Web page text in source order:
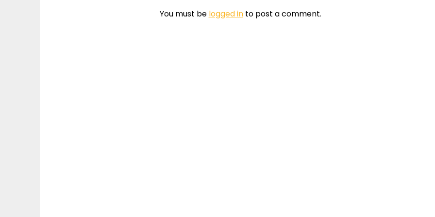
You must be logged into post a comment.